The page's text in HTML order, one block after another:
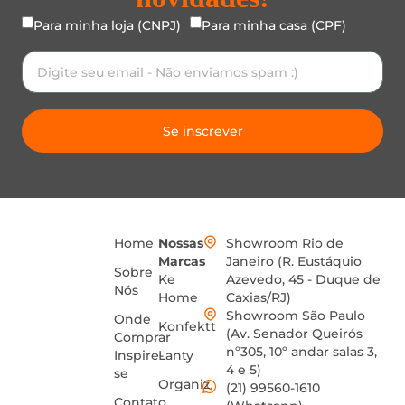
Para minha loja (CNPJ) Para minha casa (CPF)
Se inscrever
Home
Sobre
Nós
Onde
Comprar
Inspire-
se
Nossas
Marcas
Ke
Home
Konfektt
Lanty
Organiz
Showroom Rio de
Janeiro (R. Eustáquio
Azevedo, 45 - Duque de
Caxias/RJ)
Showroom São Paulo
(Av. Senador Queirós
nº305, 10º andar salas 3,
4 e 5)
(21) 99560-1610